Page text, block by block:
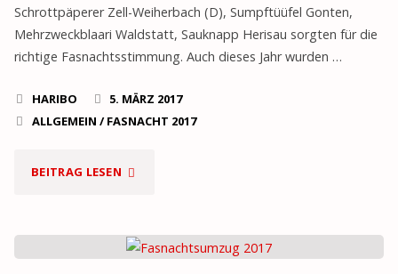
Schrottpäperer Zell-Weiherbach (D), Sumpftüüfel Gonten,
Mehrzweckblaari Waldstatt, Sauknapp Herisau sorgten für die
richtige Fasnachtsstimmung. Auch dieses Jahr wurden …
HARIBO
5. MÄRZ 2017
ALLGEMEIN /FASNACHT 2017
BEITRAG LESEN "GUGGER-
2017"